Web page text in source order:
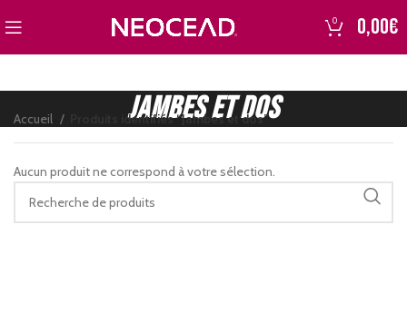
0 0,00€
Jambes et dos
Accueil Produits identifiés “Jambes et dos”
Aucun produit ne correspond à votre sélection.